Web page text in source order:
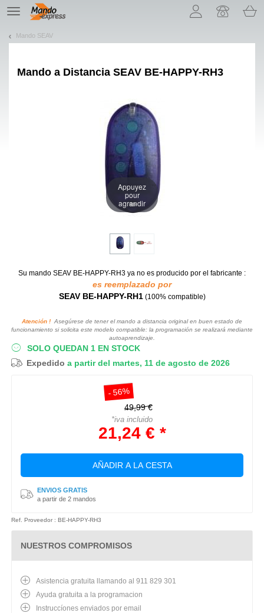
TE
navigation
Mando SEAV
Mando a Distancia SEAV BE-HAPPY-RH3
Appuyez
pour
agrandir
Su mando SEAV BE-HAPPY-RH3 ya no es producido por el fabricante :
es reemplazado por
SEAV BE-HAPPY-RH1 (100% compatible)
Atención ! Asegúrese de tener el mando a distancia original en buen estado de
funcionamiento si solicita este modelo compatible: la programación se realizará mediante
autoaprendizaje.
SOLO QUEDAN 1 EN STOCK
Expedido a partir del martes, 11 de agosto de 2026
- 56%
49,99 €
*iva incluido
21,24 € *
AÑADIR A LA CESTA
ENVIOS GRATIS
a partir de 2 mandos
Ref. Proveedor : BE-HAPPY-RH3
NUESTROS COMPROMISOS
Asistencia gratuita llamando al 911 829 301
Ayuda gratuita a la programacion
Instruccíones enviados por email
¡Permítenos presentarte nuestras cookies!